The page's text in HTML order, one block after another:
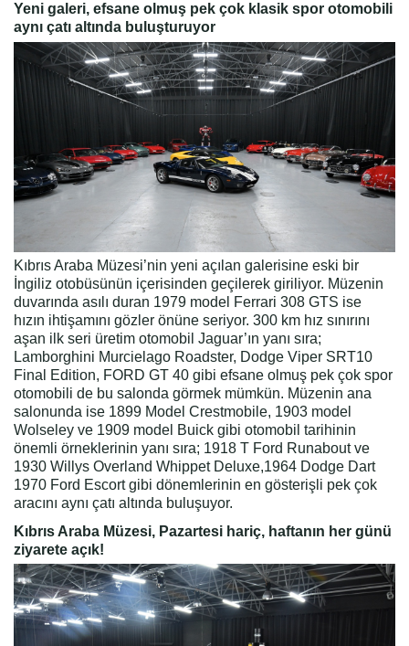
Yeni galeri, efsane olmuş pek çok klasik spor otomobili
aynı çatı altında buluşturuyor
Kıbrıs Araba Müzesi’nin yeni açılan galerisine eski bir
İngiliz otobüsünün içerisinden geçilerek giriliyor. Müzenin
duvarında asılı duran 1979 model Ferrari 308 GTS ise
hızın ihtişamını gözler önüne seriyor. 300 km hız sınırını
aşan ilk seri üretim otomobil Jaguar’ın yanı sıra;
Lamborghini Murcielago Roadster, Dodge Viper SRT10
Final Edition, FORD GT 40 gibi efsane olmuş pek çok spor
otomobili de bu salonda görmek mümkün. Müzenin ana
salonunda ise 1899 Model Crestmobile, 1903 model
Wolseley ve 1909 model Buick gibi otomobil tarihinin
önemli örneklerinin yanı sıra; 1918 T Ford Runabout ve
1930 Willys Overland Whippet Deluxe,1964 Dodge Dart
1970 Ford Escort gibi dönemlerinin en gösterişli pek çok
aracını aynı çatı altında buluşuyor.
Kıbrıs Araba Müzesi, Pazartesi hariç, haftanın her günü
ziyarete açık!